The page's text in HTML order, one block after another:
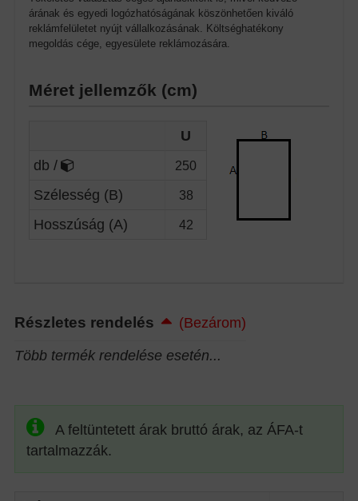
árának és egyedi logózhatóságának köszönhetően kiváló
reklámfelületet nyújt vállalkozásának. Költséghatékony
megoldás cége, egyesülete reklámozására.
Méret jellemzők (cm)
U
db /
250
Szélesség (B) 38
Hosszúság (A) 42
Részletes rendelés
(Bezárom)
Több termék rendelése esetén...
A feltüntetett árak bruttó árak, az ÁFA-t
tartalmazzák.